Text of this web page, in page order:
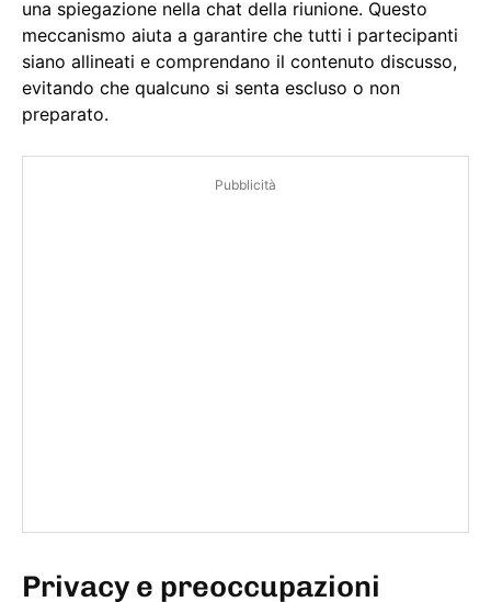
una spiegazione nella chat della riunione. Questo
meccanismo aiuta a garantire che tutti i partecipanti
siano allineati e comprendano il contenuto discusso,
evitando che qualcuno si senta escluso o non
preparato.
Pubblicità
Privacy e preoccupazioni